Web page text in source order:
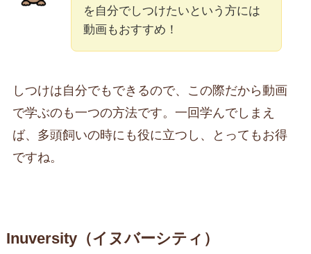
を自分でしつけたいという方には
動画もおすすめ！
しつけは自分でもできるので、この際だから動画
で学ぶのも一つの方法です。一回学んでしまえ
ば、多頭飼いの時にも役に立つし、とってもお得
ですね。
Inuversity（イヌバーシティ）